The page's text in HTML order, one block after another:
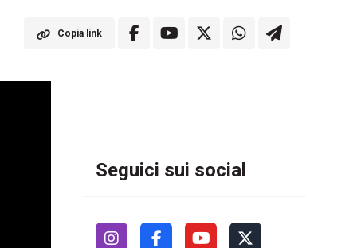
Copia link
Seguici sui social